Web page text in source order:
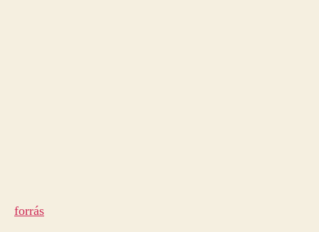
forrás